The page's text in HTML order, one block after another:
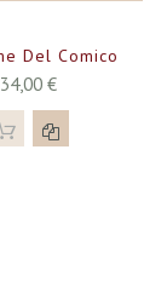
Del Comico
34,00 €